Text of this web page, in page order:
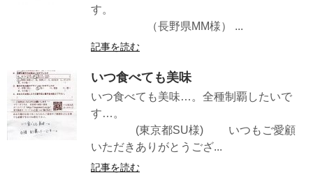
す。
（長野県MM様） ...
記事を読む
いつ食べても美味
いつ食べても美味…。全種制覇したいで
す…。
(東京都SU様) いつもご愛顧
いただきありがとうござ...
記事を読む